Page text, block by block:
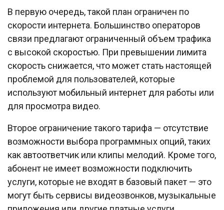
В первую очередь, такой план ограничен по
скорости интернета. Большинство операторов
связи предлагают ограниченный объем трафика
с высокой скоростью. При превышении лимита
скорость снижается, что может стать настоящей
проблемой для пользователей, которые
используют мобильный интернет для работы или
для просмотра видео.
Второе ограничение такого тарифа — отсутствие
возможности выбора программных опций, таких
как автоответчик или клипы мелодий. Кроме того,
абонент не имеет возможности подключить
услуги, которые не входят в базовый пакет — это
могут быть сервисы видеозвонков, музыкальные